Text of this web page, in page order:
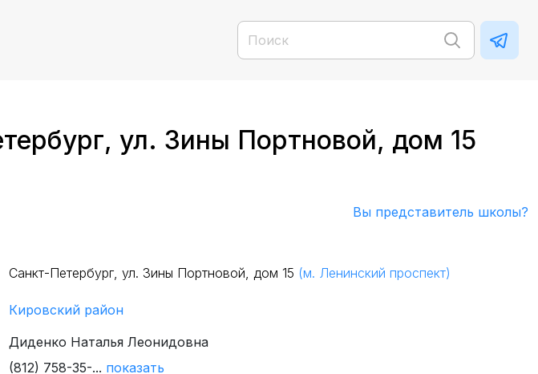
ул. Зины Портновой, дом 15
Вы представитель школы?
Санкт-Петербург, ул. Зины Портновой, дом 15 (м. Ленинский проспект)
Кировский район
Диденко Наталья Леонидовна
(812) 758-35-... показать